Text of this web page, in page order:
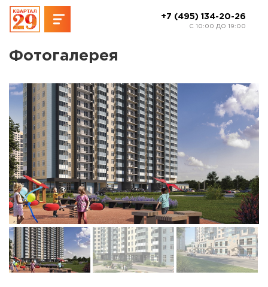
+7 (495) 134-20-26
C 10:00 ДО 19:00
Фотогалерея